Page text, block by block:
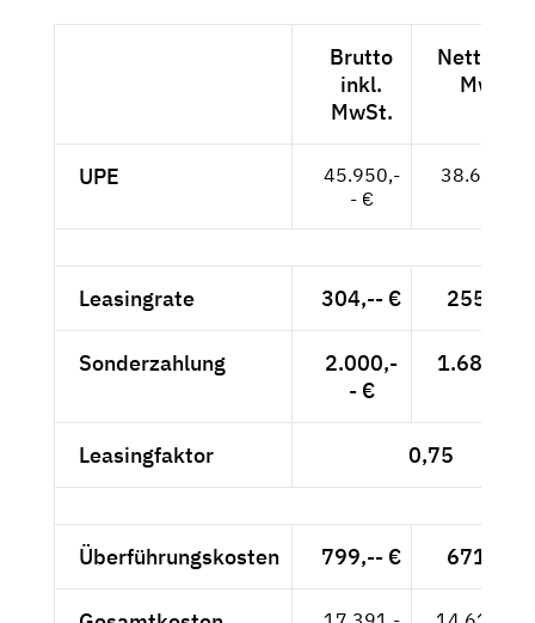
Brutto
inkl.
MwSt.
Netto
MwSt.
UPE
45.950,-
- €
38.613,--
Leasingrate 304,-- € 255,46 €
Sonderzahlung
2.000,-
- €
1.680,67
Leasingfaktor 0,75
Überführungskosten 799,-- € 671,43 €